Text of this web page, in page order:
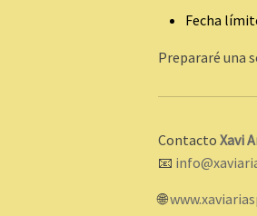
Fecha
Prepararé una
ContactoXavi
📧
🌐